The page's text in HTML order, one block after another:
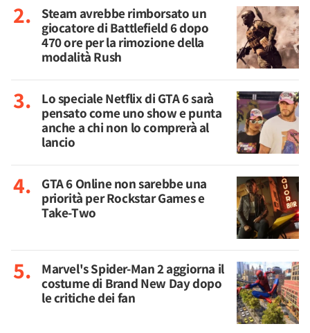
Steam avrebbe rimborsato un
giocatore di Battlefield 6 dopo
470 ore per la rimozione della
modalità Rush
Lo speciale Netflix di GTA 6 sarà
pensato come uno show e punta
anche a chi non lo comprerà al
lancio
GTA 6 Online non sarebbe una
priorità per Rockstar Games e
Take-Two
Marvel's Spider-Man 2 aggiorna il
costume di Brand New Day dopo
le critiche dei fan